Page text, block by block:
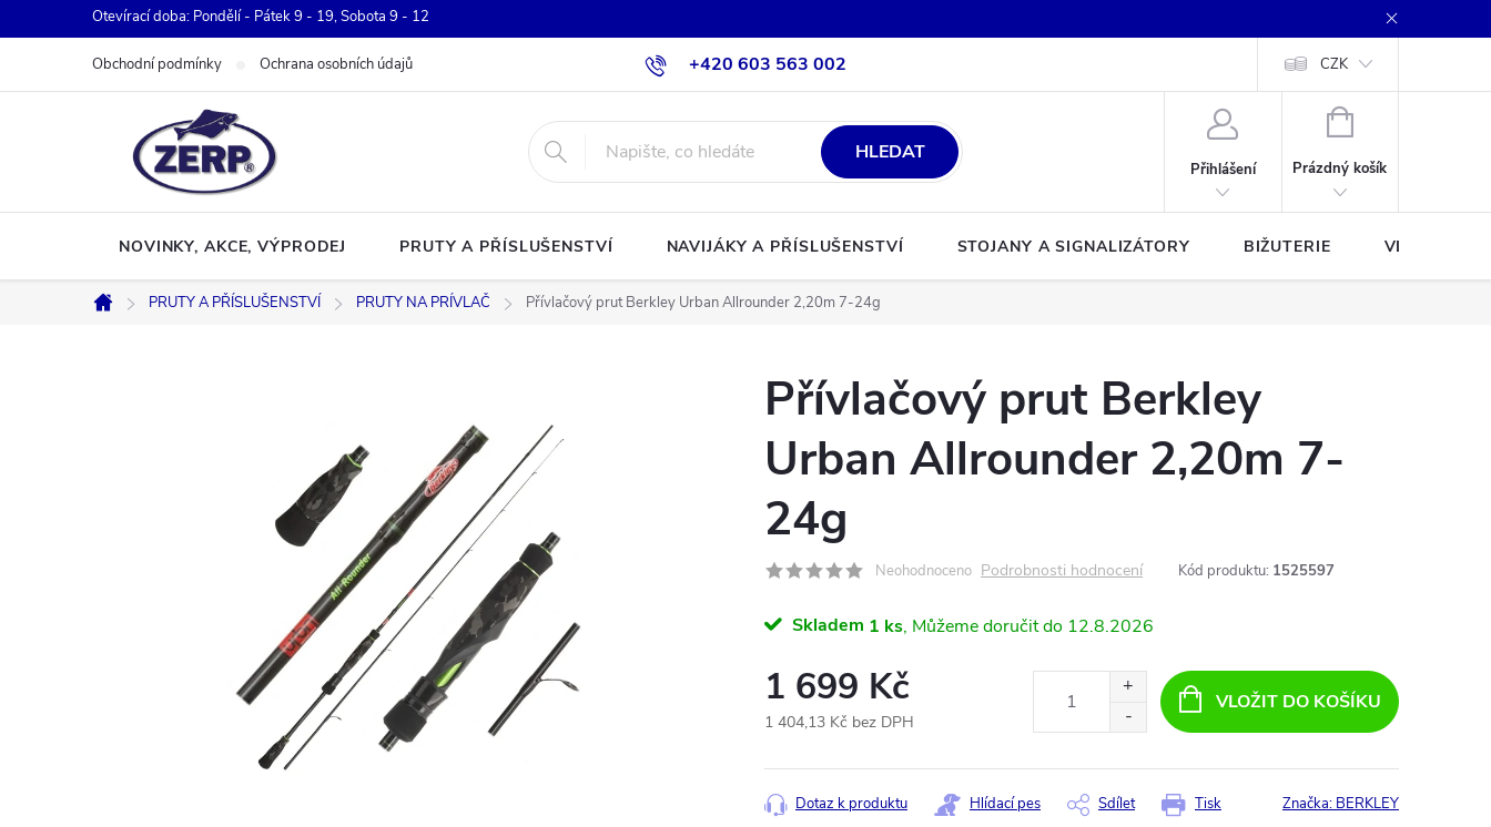
na
Otevírací doba: Pondělí - Pátek 9 - 19, Sobota 9 - 12
+420 603 563 002
Obchodní podmínky Ochrana osobních údajů CZK
HLEDAT
Přihlášení
NÁKUPNÍ
Prázdný košík
NOVINKY, AKCE, VÝPRODEJ PRUTY A PŘÍSLUŠENSTVÍ NAVIJÁKY A PŘÍSLUŠENSTVÍ STOJANY A SIGNALIZÁTORY BIŽUTERIE VLASCE A
Domů
PRUTY A PŘÍSLUŠENSTVÍ PRUTY NA PRÍVLAČ Přívlačový prut Berkley Urban Allrounder 2,20m 7-24g
Přívlačový prut Berkley
Urban Allrounder 2,20m 7-
24g
Neohodnoceno Podrobnosti hodnocení Kód produktu: 1525597
Skladem 1 ks 12.8.2026
1 699 Kč
1 404,13 Kč bez DPH
cena:
VLOŽIT DO KOŠÍKU
Tisk
Dotaz k produktu Hlídací pes Sdílet Značka: BERKLEY